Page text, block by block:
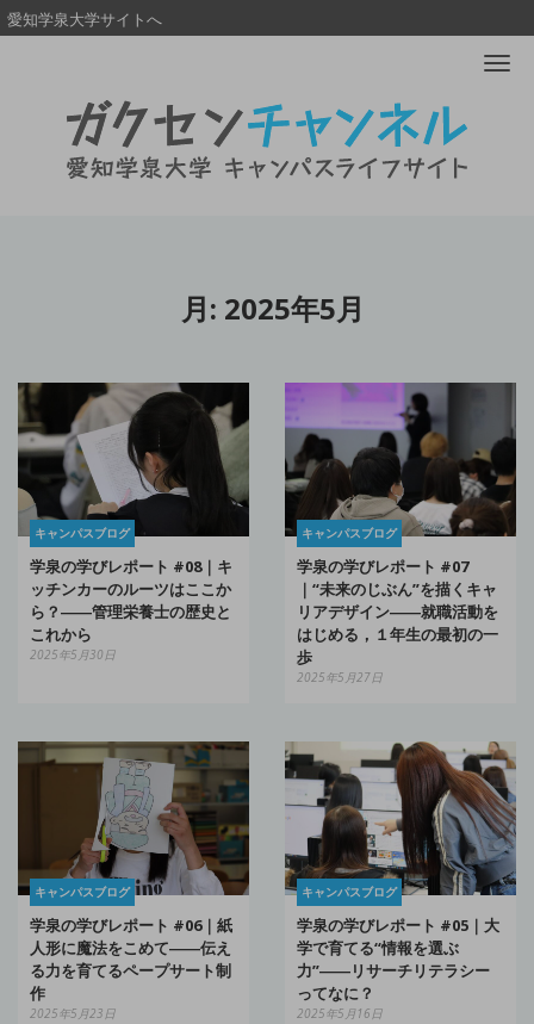
愛知学泉大学サイトへ
月: 2025年5月
キャンパスブログ
学泉の学びレポート #08｜キ
ッチンカーのルーツはここか
ら？――管理栄養士の歴史と
これから
2025年5月30日
キャンパスブログ
学泉の学びレポート #07
｜“未来のじぶん”を描くキャ
リアデザイン――就職活動を
はじめる，１年生の最初の一
歩
2025年5月27日
キャンパスブログ
学泉の学びレポート #06｜紙
人形に魔法をこめて――伝え
る力を育てるペープサート制
作
2025年5月23日
キャンパスブログ
学泉の学びレポート #05｜大
学で育てる“情報を選ぶ
力”――リサーチリテラシー
ってなに？
2025年5月16日